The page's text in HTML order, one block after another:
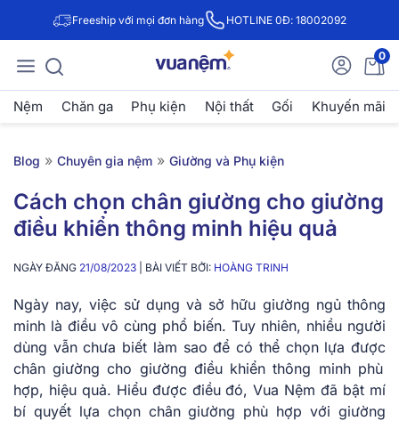
Freeship với mọi đơn hàng HOTLINE 0Đ: 18002092
0
Nệm Chăn ga Phụ kiện Nội thất Gối Khuyến mãi
Blog » Chuyên gia nệm » Giường và Phụ kiện
Cách chọn chân giường cho giường
điều khiển thông minh hiệu quả
NGÀY ĐĂNG 21/08/2023 | BÀI VIẾT BỞI: HOÀNG TRINH
Ngày nay, việc sử dụng và sở hữu giường ngủ thông
minh là điều vô cùng phổ biến. Tuy nhiên, nhiều người
dùng vẫn chưa biết làm sao để có thể chọn lựa được
chân giường cho giường điều khiển thông minhphù
hợp, hiệu quả. Hiểu được điều đó, Vua Nệm đã bật mí
bí quyết lựa chọn chân giường phù hợp với giường